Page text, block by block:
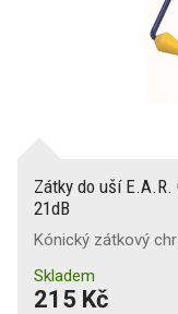
Zátky do uší E.A.R.
21dB
Kónický zátkový
Skladem
215 Kč